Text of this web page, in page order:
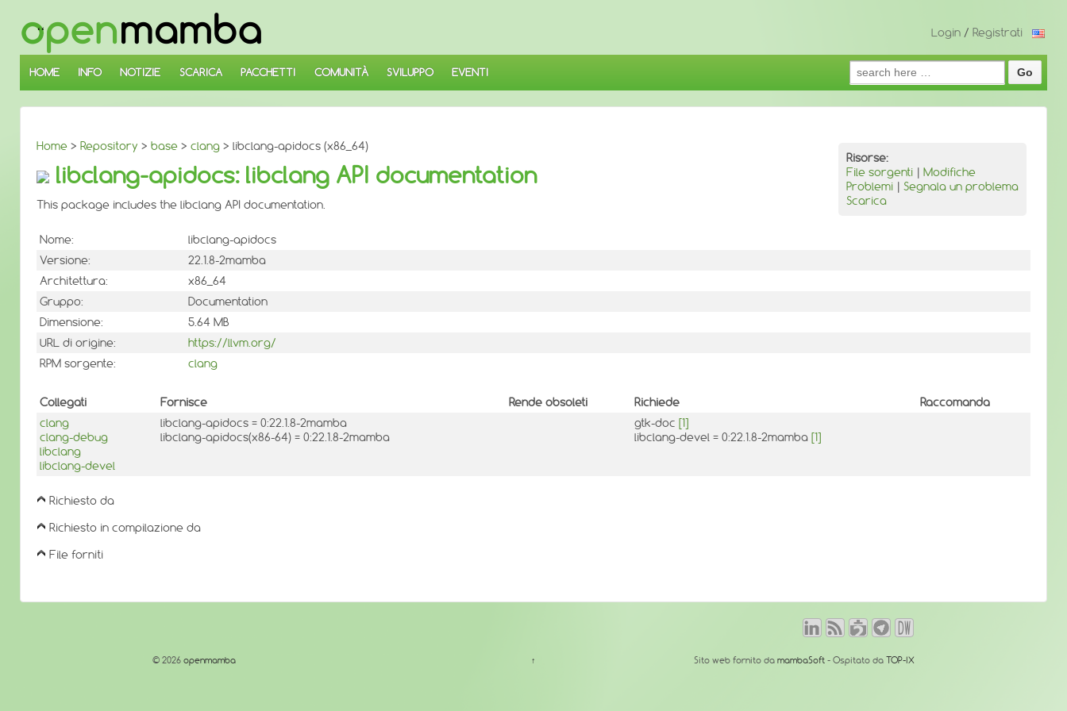
SALTA
AL
CONTENUTO
PRINCIPALE
Login / Registrati
HOME INFO NOTIZIE SCARICA PACCHETTI COMUNITÀ SVILUPPO EVENTI
Search
for:
Home > Repository > base > clang > libclang-apidocs (x86_64)
Risorse:
File sorgenti | Modifiche
Problemi | Segnala un problema
Scarica
libclang-apidocs: libclang API documentation
This package includes the libclang API documentation.
Nome:
libclang-apidocs
Versione:
22.1.8-2mamba
Architettura:
x86_64
Gruppo:
Documentation
Dimensione:
5.64 MB
URL di origine:
https://llvm.org/
RPM sorgente:
clang
Collegati Fornisce Rende obsoleti Richiede
Raccomanda
clang
clang-debug
libclang
libclang-devel
libclang-apidocs = 0:22.1.8-2mamba
libclang-apidocs(x86-64) = 0:22.1.8-2mamba
gtk-doc [1]
libclang-devel = 0:22.1.8-2mamba [1]
Richiesto da
Richiesto in compilazione da
File forniti
© 2026 openmamba ↑ Sito web fornito da mambaSoft- Ospitato da TOP-IX